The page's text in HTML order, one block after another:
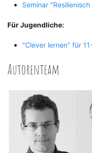
Seminar
Für Jugendliche:
"Clever lernen" für
Autorenteam